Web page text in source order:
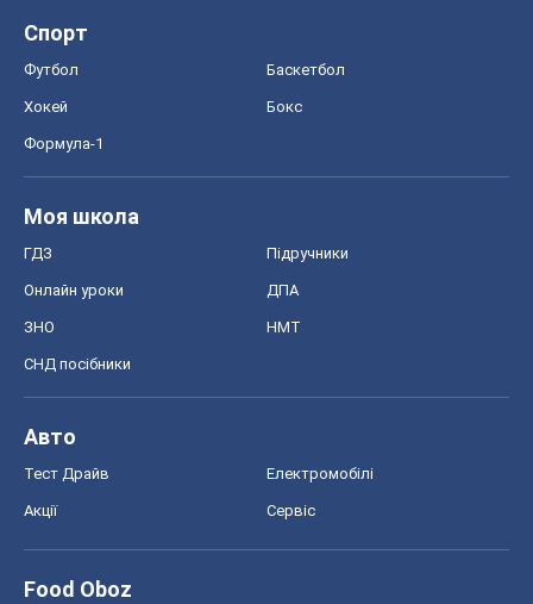
Спорт
Футбол Баскетбол
Хокей Бокс
Формула-1
Моя школа
ГДЗ Підручники
Онлайн уроки ДПА
ЗНО НМТ
СНД посібники
Авто
Тест Драйв Електромобілі
Акції Сервіс
Food Oboz